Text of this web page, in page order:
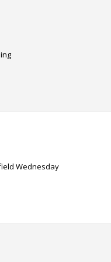
Wednesday